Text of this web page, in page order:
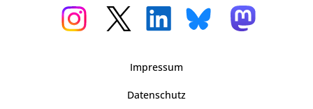
Impressum
Datenschutz